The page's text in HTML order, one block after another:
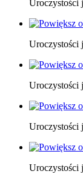
Uroczystości
Uroczystości
Uroczystości
Uroczystości
Uroczystości